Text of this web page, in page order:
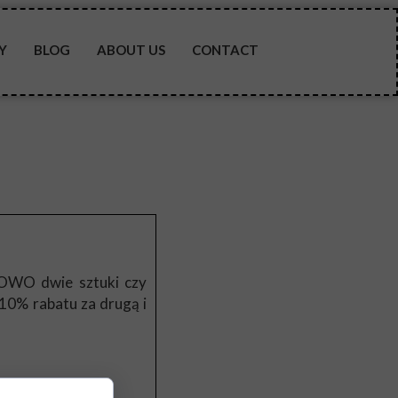
dwie sztuki czy
rabatu za drugą i
BLOG ABOUT US CONTACT